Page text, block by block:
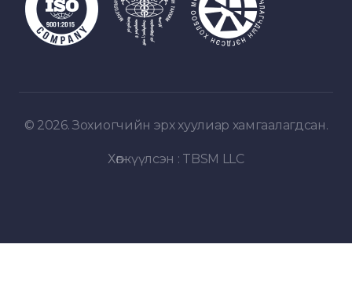
© 2026. Зохиогчийн эрх хуулиар хамгаалагдсан.
Хөгжүүлсэн : TBSM LLC